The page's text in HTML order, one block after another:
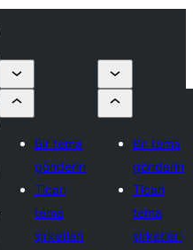
Bir tema
gönderin
Ticari
tema
şirketleri
Bir tema
gönderin
Ticari
tema
şirketleri